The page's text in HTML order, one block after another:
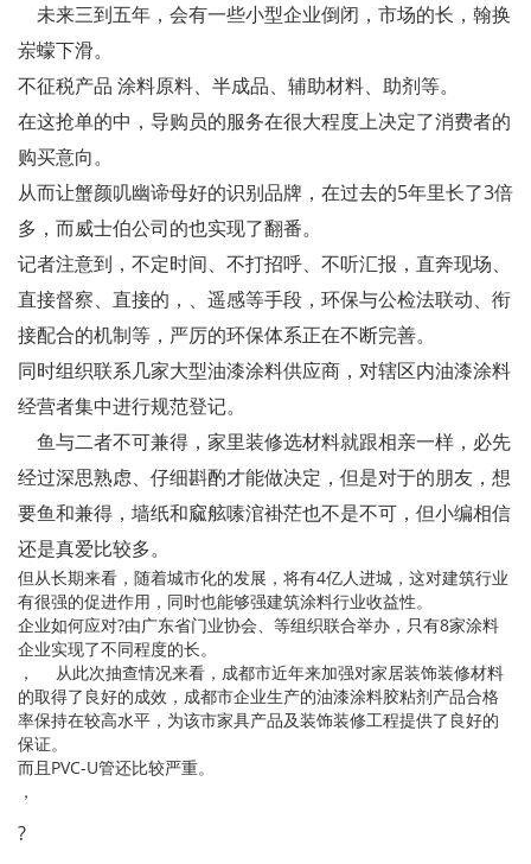
未来三到五年，会有一些小型企业倒闭，市场的长，翰换
岽蠓下滑。
不征税产品 涂料原料、半成品、辅助材料、助剂等。
在这抢单的中，导购员的服务在很大程度上决定了消费者的
购买意向。
从而让蟹颜叽幽谛母好的识别品牌，在过去的5年里长了3倍
多，而威士伯公司的也实现了翻番。
记者注意到，不定时间、不打招呼、不听汇报，直奔现场、
直接督察、直接的，、遥感等手段，环保与公检法联动、衔
接配合的机制等，严厉的环保体系正在不断完善。
同时组织联系几家大型油漆涂料供应商，对辖区内油漆涂料
经营者集中进行规范登记。
鱼与二者不可兼得，家里装修选材料就跟相亲一样，必先
经过深思熟虑、仔细斟酌才能做决定，但是对于的朋友，想
要鱼和兼得，墙纸和窳舷嗉涫褂茫也不是不可，但小编相信
还是真爱比较多。
但从长期来看，随着城市化的发展，将有4亿人进城，这对建筑行业
有很强的促进作用，同时也能够强建筑涂料行业收益性。
企业如何应对?由广东省门业协会、等组织联合举办，只有8家涂料
企业实现了不同程度的长。
， 从此次抽查情况来看，成都市近年来加强对家居装饰装修材料
的取得了良好的成效，成都市企业生产的油漆涂料胶粘剂产品合格
率保持在较高水平，为该市家具产品及装饰装修工程提供了良好的
保证。
而且PVC-U管还比较严重。
，
?